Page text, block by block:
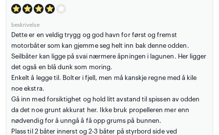
beskrivelse
Dette er en veldig trygg og god havn for først og fremst
motorbåter som kan gjemme seg helt inn bak denne odden.
Seilbåter kan ligge på svai nærmere åpningen i lagunen. Her ligger
det også en blå dunk som moring.
Enkelt å legge til. Bolter i fjell, men må kanskje regne med å kile
noe ekstra.
Gå inn med forsiktighet og hold litt avstand til spissen av odden
da det noe grunt akkurat her. Ikke bruk propelleren mer enn
nødvendig for å unngå å få opp grums på bunnen.
Plass til 2 båter innerst og 2-3 båter på styrbord side ved